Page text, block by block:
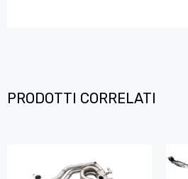
PRODOTTI CORRELATI